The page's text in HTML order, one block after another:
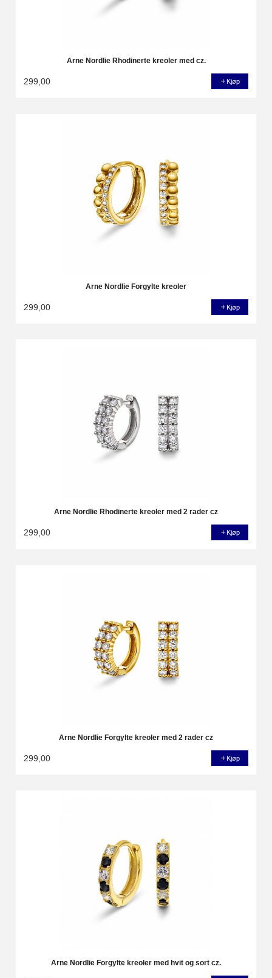
Arne Nordlie Rhodinerte kreoler med cz.
299,00 Kjøp
Arne Nordlie Forgylte kreoler
299,00 Kjøp
Arne Nordlie Rhodinerte kreoler med 2 rader cz
299,00 Kjøp
Arne Nordlie Forgylte kreoler med 2 rader cz
299,00 Kjøp
Arne Nordlie Forgylte kreoler med hvit og sort cz.